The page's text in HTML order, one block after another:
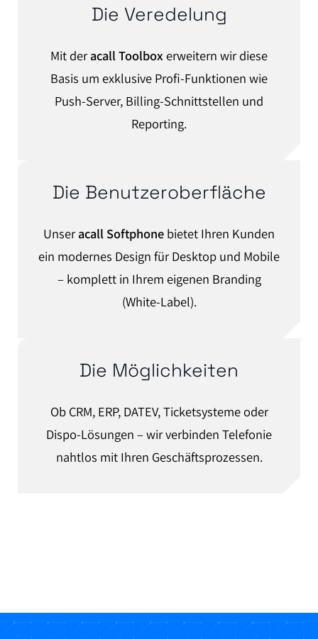
Die Veredelung
Mit deracall Toolbox erweitern wir diese
Basis um exklusive Profi-Funktionen wie
Push-Server, Billing-Schnittstellen und
Reporting.
Die Benutzeroberfläche
Unseracall Softphone bietet Ihren Kunden
ein modernes Design für Desktop und Mobile
– komplett in Ihrem eigenen Branding
(White-Label).
Die Möglichkeiten
Ob CRM, ERP, DATEV, Ticketsysteme oder
Dispo-Lösungen – wir verbinden Telefonie
nahtlos mit Ihren Geschäftsprozessen.